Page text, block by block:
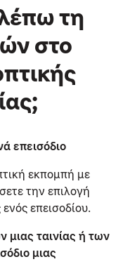
τη
στο
επεισόδιο
εκπομπή με
την επιλογή
επεισοδίου.
μιας ταινίας ή των
μιας